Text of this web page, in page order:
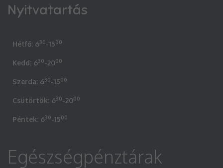
Nyitvatartás
Hétfő: 630-1500
Kedd: 630-2000
Szerda: 630-1500
Csütörtök: 630-2000
Péntek: 630-1500
Egészségpénztárak